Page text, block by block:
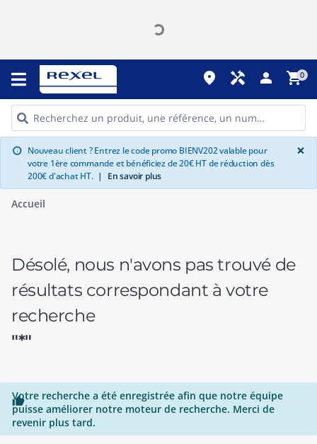
place handyman person shopping_cart0
info Nouveau client ? Entrez le code promo BIENV202 valable pour
votre 1ère commande et bénéficiez de 20€ HT de réduction dès
200€ d'achat HT. | En savoir plus
×
Accueil
Désolé, nous n'avons pas trouvé de
résultats correspondant à votre
recherche
"*"

Votre recherche a été enregistrée afin que notre équipe
puisse améliorer notre moteur de recherche. Merci de
revenir plus tard.